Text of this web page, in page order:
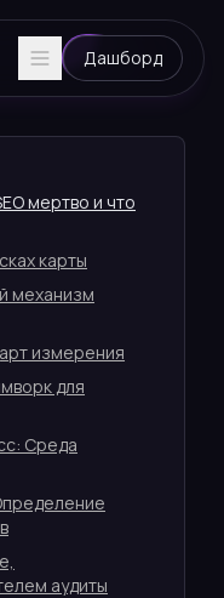
Дашборд
мертво и что
карты
механизм
измерения
для
Среда
аудиты